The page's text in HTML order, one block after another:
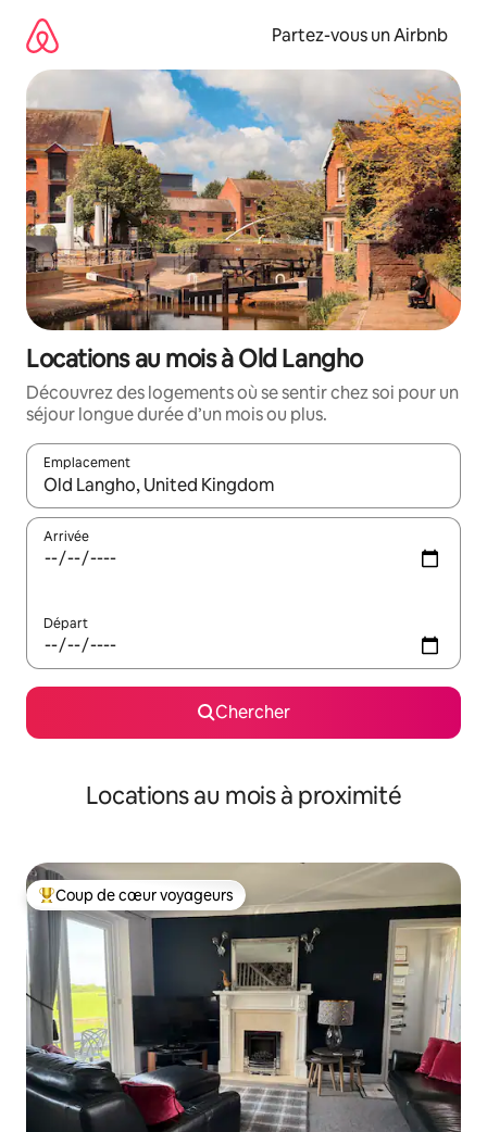
directement
contenu
Partez-vous un Airbnb
Locations au mois à Old Langho
Découvrez des logements où se sentir chez soi pour un
séjour longue durée d’un mois ou plus.
Emplacement
Quand les résultats sont affichés, parcourez-les en utilisant
Arrivée
Départ
Chercher
Locations au mois à proximité
Coup de cœur voyageurs parmi les plus aimés
Coup de cœur voyageurs